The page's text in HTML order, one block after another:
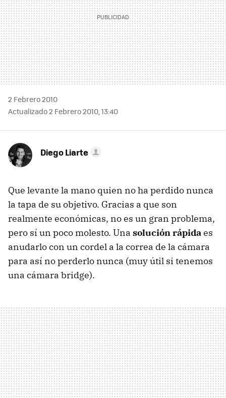
2 Febrero 2010
Actualizado 2 Febrero 2010, 13:40
Diego Liarte
Que levante la mano quien no ha perdido nunca
la tapa de su objetivo. Gracias a que son
realmente económicas, no es un gran problema,
pero sí un poco molesto. Una solución rápidaes
anudarlo con un cordel a la correa de la cámara
para así no perderlo nunca (muy útil si tenemos
una cámara bridge).